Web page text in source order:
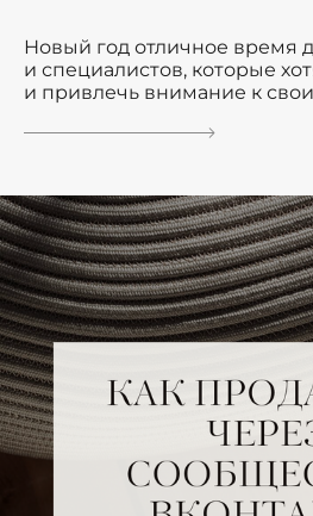
Новый год отличное время
и специалистов, которые
и привлечь внимание к